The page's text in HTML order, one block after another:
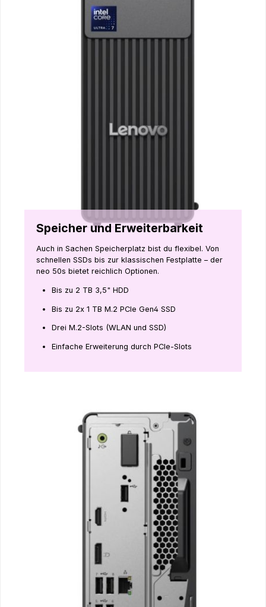
Speicher und Erweiterbarkeit
Auch in Sachen Speicherplatz bist du flexibel. Von
schnellen SSDs bis zur klassischen Festplatte – der
neo 50s bietet reichlich Optionen.
Bis zu 2 TB 3,5" HDD
Bis zu 2x 1 TB M.2 PCIe Gen4 SSD
Drei M.2-Slots (WLAN und SSD)
Einfache Erweiterung durch PCIe-Slots